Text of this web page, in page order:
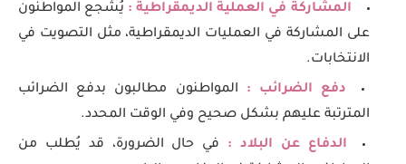
المشاركة في العملية الديمقراطية : يُشجع المواطنون
على المشاركة في العمليات الديمقراطية، مثل التصويت في
الانتخابات.
دفع الضرائب : المواطنون مطالبون بدفع الضرائب
المترتبة عليهم بشكل صحيح وفي الوقت المحدد.
الدفاع عن البلاد :
في حال الضرورة، قد يُطلب من